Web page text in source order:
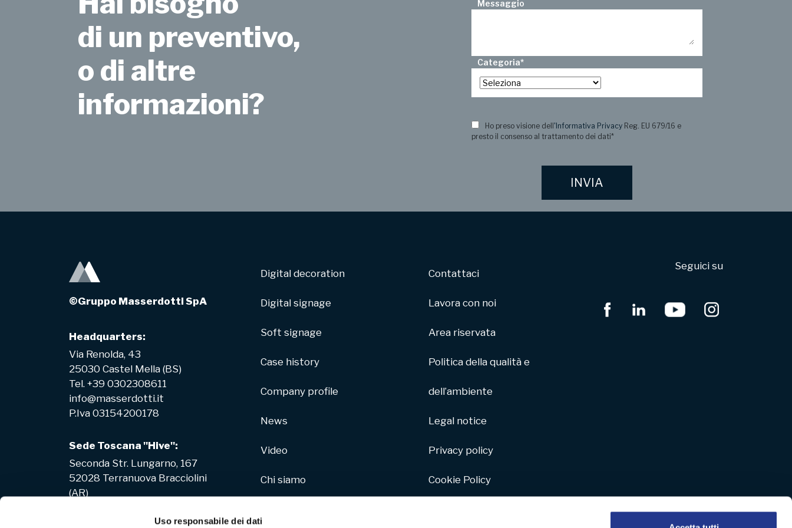
Uso responsabile dei dati
di un preventivo,
o di altre
informazioni?
Messaggio
Categoria*
Ho preso visione dell 'Informativa PrivacyReg. EU 679/16 e
presto il consenso al trattamento dei dati*
©Gruppo Masserdotti SpA
Headquarters:
Via Renolda, 43
25030 Castel Mella (BS)
Tel. +39 0302308611
info@masserdotti.it
P.Iva 03154200178
Sede Toscana "Hive":
Seconda Str. Lungarno, 167
52028 Terranuova Bracciolini
(AR)
Digital decoration
Digital signage
Soft signage
Case history
Company profile
News
Video
Chi siamo
Contattaci
Lavora con noi
Area riservata
Politica della qualità e
dell’ambiente
Legal notice
Privacy policy
Cookie Policy
Seguici su